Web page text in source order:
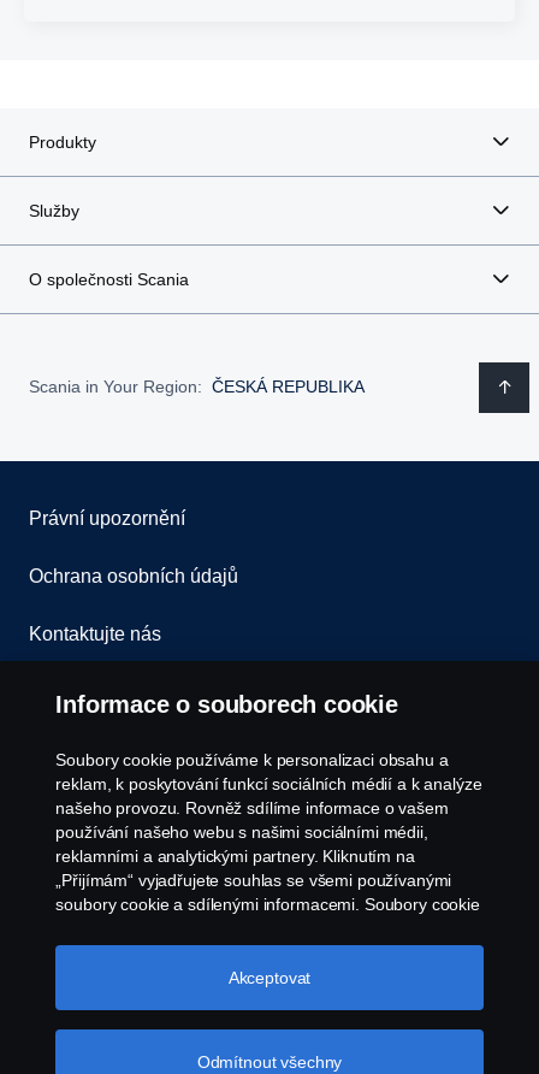
Produkty
Služby
O společnosti Scania
Scania in Your Region: ČESKÁ REPUBLIKA
Právní upozornění
Ochrana osobních údajů
Kontaktujte nás
Všeobecné obchodní podmínky
Oznámení porušení předpisů
Zásady Cookies
Nastavení Cookie
© Copyright Scania 2026. Všechna práva
Informace o souborech cookie
Soubory cookie používáme k personalizaci obsahu a
reklam, k poskytování funkcí sociálních médií a k analýze
našeho provozu. Rovněž sdílíme informace o vašem
používání našeho webu s našimi sociálními médii,
reklamními a analytickými partnery. Kliknutím na
„Přijímám“ vyjadřujete souhlas se všemi používanými
soubory cookie a sdílenými informacemi. Soubory cookie
cookie“ a výběrem kategorií, které chcete přijmout.
Podrobnější vysvětlení toho, jak používáme soubory
Odmítnout všechny
Akceptovat